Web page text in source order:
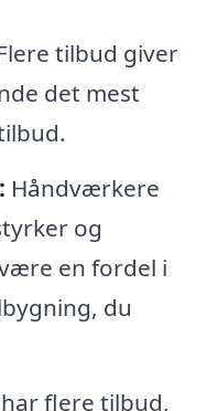
tilbud giver
det mest
Håndværkere
og
en fordel i
du
flere tilbud,